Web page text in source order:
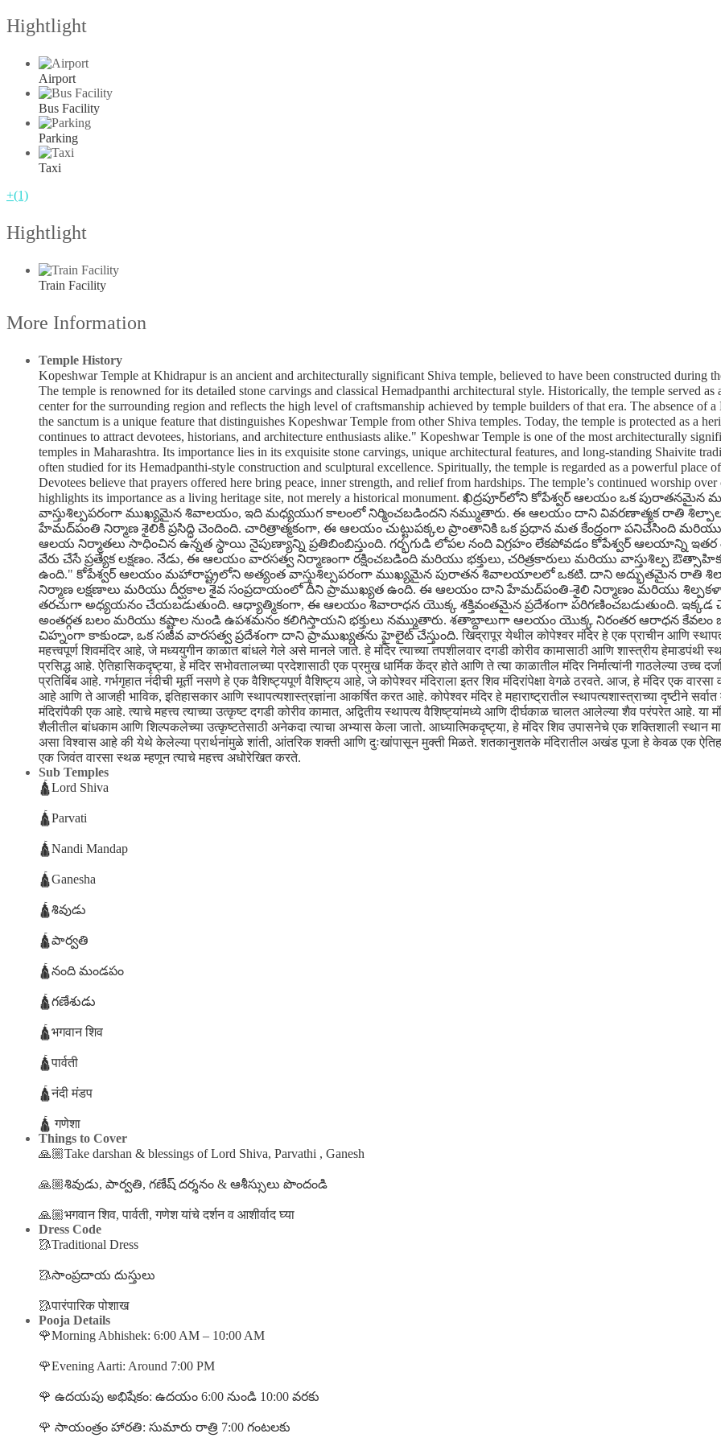
Hightlight
Airport
Bus Facility
Parking
Taxi
+(1)
Hightlight
Train Facility
More Information
Temple History
Kopeshwar Temple at Khidrapur is an ancient and architecturally significant Shiva temple, believed to have been constructed during
The temple is renowned for its detailed stone carvings and classical Hemadpanthi architectural style. Historically, the temple served as
center for the surrounding region and reflects the high level of craftsmanship achieved by temple builders of that era. The absence of a
the sanctum is a unique feature that distinguishes Kopeshwar Temple from other Shiva temples. Today, the temple is protected as a
continues to attract devotees, historians, and architecture enthusiasts alike." Kopeshwar Temple is one of the most architecturally
temples in Maharashtra. Its importance lies in its exquisite stone carvings, unique architectural features, and long-standing Shaivite
often studied for its Hemadpanthi-style construction and sculptural excellence. Spiritually, the temple is regarded as a powerful place
Devotees believe that prayers offered here bring peace, inner strength, and relief from hardships. The temple’s continued worship over
highlights its importance as a living heritage site, not merely a historical monument. ఖిద్రపూర్‌లోని కోపేశ్వర్ ఆలయం ఒక పురాతనమైన
వాస్తుశిల్పపరంగా ముఖ్యమైన శివాలయం, ఇది మధ్యయుగ కాలంలో నిర్మించబడిందని నమ్ముతారు. ఈ ఆలయం దాని వివరణాత్మక రాతి
హేమద్‌పంతి నిర్మాణ శైలికి ప్రసిద్ధి చెందింది. చారిత్రాత్మకంగా, ఈ ఆలయం చుట్టుపక్కల ప్రాంతానికి ఒక ప్రధాన మత కేంద్రంగా పనిచేసింది
ఆలయ నిర్మాతలు సాధించిన ఉన్నత స్థాయి నైపుణ్యాన్ని ప్రతిబింబిస్తుంది. గర్భగుడి లోపల నంది విగ్రహం లేకపోవడం కోపేశ్వర్ ఆలయాన్ని
వేరు చేసే ప్రత్యేక లక్షణం. నేడు, ఈ ఆలయం వారసత్వ నిర్మాణంగా రక్షించబడింది మరియు భక్తులు, చరిత్రకారులు మరియు వాస్తుశిల్ప
ఉంది." కోపేశ్వర్ ఆలయం మహారాష్ట్రలోని అత్యంత వాస్తుశిల్పపరంగా ముఖ్యమైన పురాతన శివాలయాలలో ఒకటి. దాని అద్భుతమైన రాతి
నిర్మాణ లక్షణాలు మరియు దీర్ఘకాల శైవ సంప్రదాయంలో దీని ప్రాముఖ్యత ఉంది. ఈ ఆలయం దాని హేమద్‌పంతి-శైలి నిర్మాణం మరియు శిల్పకళా
తరచుగా అధ్యయనం చేయబడుతుంది. ఆధ్యాత్మికంగా, ఈ ఆలయం శివారాధన యొక్క శక్తివంతమైన ప్రదేశంగా పరిగణించబడుతుంది. ఇక్కడ
అంతర్గత బలం మరియు కష్టాల నుండి ఉపశమనం కలిగిస్తాయని భక్తులు నమ్ముతారు. శతాబ్దాలుగా ఆలయం యొక్క నిరంతర ఆరాధన కేవలం
చిహ్నంగా కాకుండా, ఒక సజీవ వారసత్వ ప్రదేశంగా దాని ప్రాముఖ్యతను హైలైట్ చేస్తుంది. खिद्रापूर येथील कोपेश्वर मंदिर हे एक प्राचीन आणि
महत्त्वपूर्ण शिवमंदिर आहे, जे मध्ययुगीन काळात बांधले गेले असे मानले जाते. हे मंदिर त्याच्या तपशीलवार दगडी कोरीव कामासाठी आणि शास्त्रीय हेमाडपंथी
प्रसिद्ध आहे. ऐतिहासिकदृष्ट्या, हे मंदिर सभोवतालच्या प्रदेशासाठी एक प्रमुख धार्मिक केंद्र होते आणि ते त्या काळातील मंदिर निर्मात्यांनी गाठलेल्या उच्च
प्रतिबिंब आहे. गर्भगृहात नंदीची मूर्ती नसणे हे एक वैशिष्ट्यपूर्ण वैशिष्ट्य आहे, जे कोपेश्वर मंदिराला इतर शिव मंदिरांपेक्षा वेगळे ठरवते. आज, हे मंदिर एक वारसा
आहे आणि ते आजही भाविक, इतिहासकार आणि स्थापत्यशास्त्रज्ञांना आकर्षित करत आहे. कोपेश्वर मंदिर हे महाराष्ट्रातील स्थापत्यशास्त्राच्या दृष्टीने सर्वात
मंदिरांपैकी एक आहे. त्याचे महत्त्व त्याच्या उत्कृष्ट दगडी कोरीव कामात, अद्वितीय स्थापत्य वैशिष्ट्यांमध्ये आणि दीर्घकाळ चालत आलेल्या शैव परंपरेत आहे. या
शैलीतील बांधकाम आणि शिल्पकलेच्या उत्कृष्टतेसाठी अनेकदा त्याचा अभ्यास केला जातो. आध्यात्मिकदृष्ट्या, हे मंदिर शिव उपासनेचे एक शक्तिशाली स्थान
असा विश्वास आहे की येथे केलेल्या प्रार्थनांमुळे शांती, आंतरिक शक्ती आणि दुःखांपासून मुक्ती मिळते. शतकानुशतके मंदिरातील अखंड पूजा हे केवळ एक
एक जिवंत वारसा स्थळ म्हणून त्याचे महत्त्व अधोरेखित करते.
Sub Temples
🛕Lord Shiva
🛕Parvati
🛕Nandi Mandap
🛕Ganesha
🛕శివుడు
🛕పార్వతి
🛕నంది మండపం
🛕గణేశుడు
🛕भगवान शिव
🛕पार्वती
🛕नंदी मंडप
🛕 गणेशा
Things to Cover
🙏🏼Take darshan & blessings of Lord Shiva, Parvathi , Ganesh
🙏🏼శివుడు, పార్వతి, గణేష్ దర్శనం & ఆశీస్సులు పొందండి
🙏🏼भगवान शिव, पार्वती, गणेश यांचे दर्शन व आशीर्वाद घ्या
Dress Code
🥻Traditional Dress
🥻సాంప్రదాయ దుస్తులు
🥻पारंपारिक पोशाख
Pooja Details
🌹Morning Abhishek: 6:00 AM – 10:00 AM
🌹Evening Aarti: Around 7:00 PM
🌹 ఉదయపు అభిషేకం: ఉదయం 6:00 నుండి 10:00 వరకు
🌹 సాయంత్రం హారతి: సుమారు రాత్రి 7:00 గంటలకు